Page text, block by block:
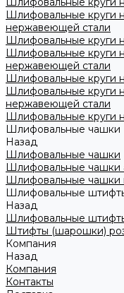
Шлифовальные круги
нержавеющей стали
Шлифовальные круги
Шлифовальные круги
нержавеющей стали
Шлифовальные круги
Шлифовальные круги
нержавеющей стали
Шлифовальные круги
Шлифовальные чашки
Назад
Шлифовальные чашки
Шлифовальные чашки
Шлифовальные чашки
Шлифовальные
Назад
Шлифовальные
Штифты (шарошки)
Компания
Назад
Компания
Контакты